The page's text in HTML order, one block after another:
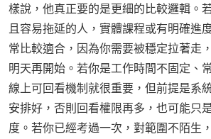
樣說，他真正要的是更細的比較邏輯。
且容易拖延的人，實體課程或有明確進
常比較適合，因為你需要被穩定拉著走
明天再開始。若你是工作時間不固定、
線上可回看機制就很重要，但前提是系
安排好，否則回看權限再多，也可能只
度。若你已經考過一次，對範圍不陌生